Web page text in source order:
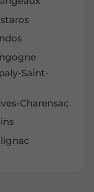
Saint-
Charensac